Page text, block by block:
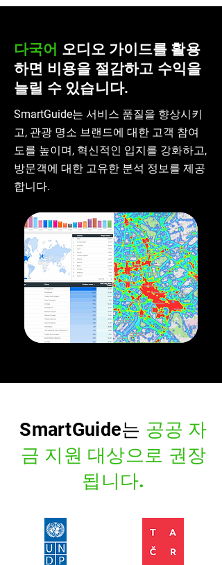
다국어 오디오 가이드를 활용
하면 비용을 절감하고 수익을
늘릴 수 있습니다.
SmartGuide는 서비스 품질을 향상시키
고, 관광 명소 브랜드에 대한 고객 참여
도를 높이며, 혁신적인 입지를 강화하고,
방문객에 대한 고유한 분석 정보를 제공
합니다.
SmartGuide는 공공 자
금 지원 대상으로 권장
됩니다.